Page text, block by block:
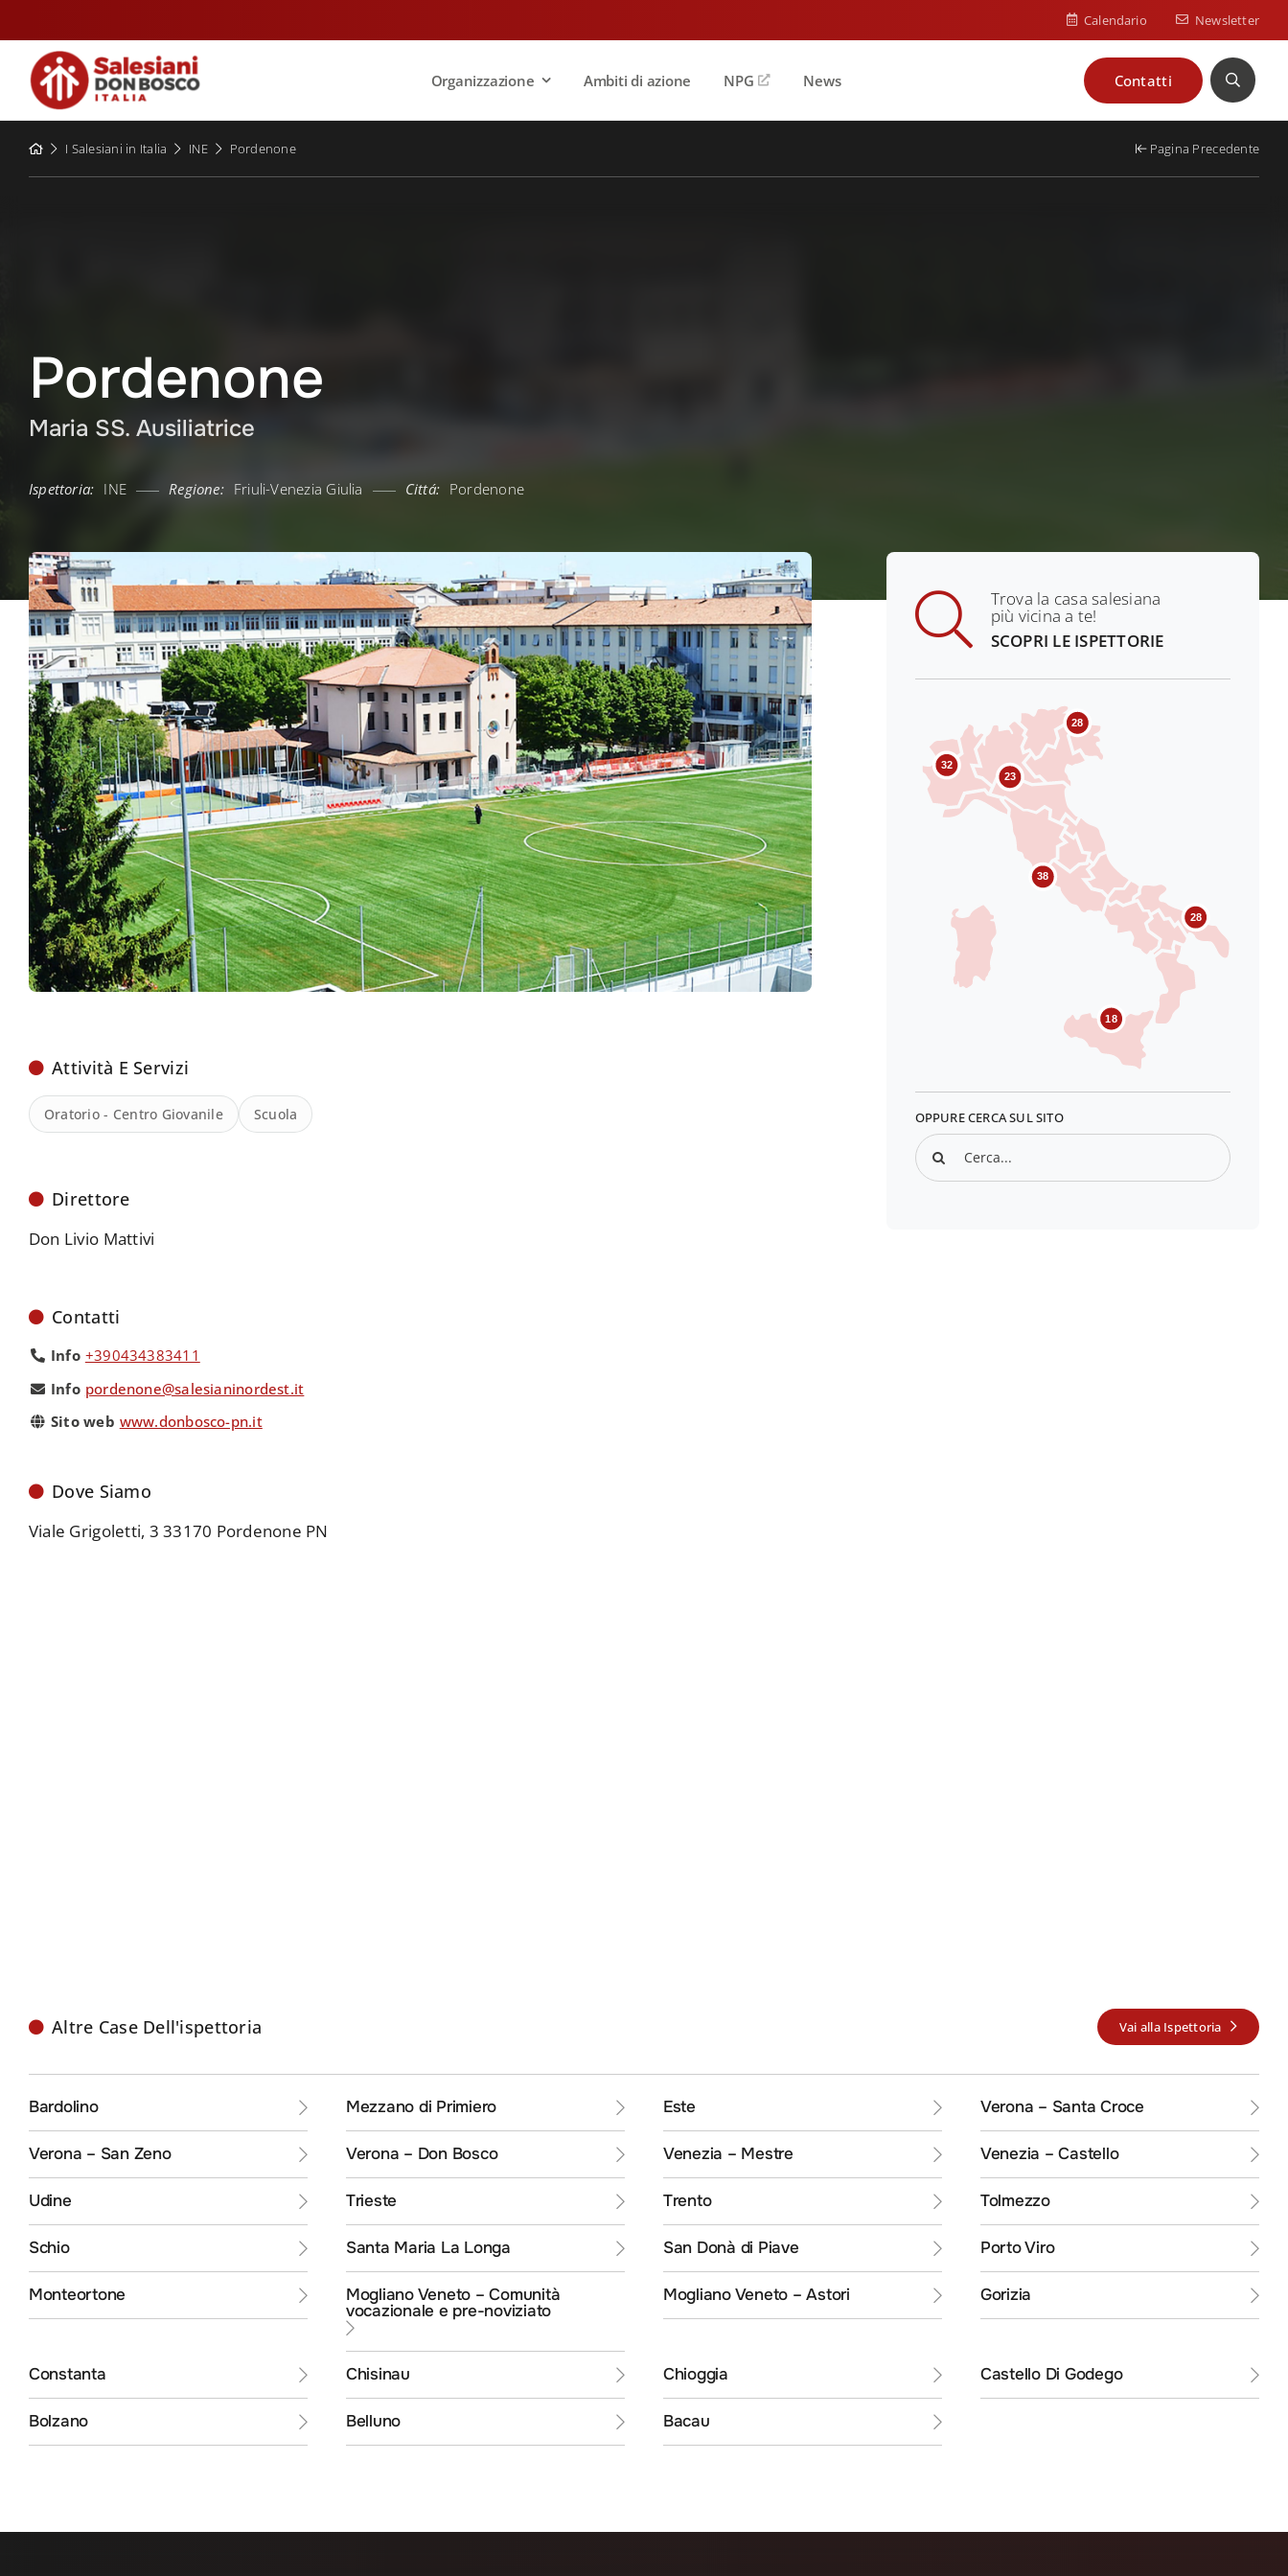
to
content
Calendario Newsletter
Organizzazione Ambiti di azione NPG News Contatti Cerca
I Salesiani in Italia INE Pordenone Pagina Precedente
Pordenone
Maria SS. Ausiliatrice
Ispettoria: INE Regione: Friuli-Venezia Giulia Cittá: Pordenone
Attività E Servizi
Oratorio - Centro Giovanile Scuola
Direttore
Don Livio Mattivi
Contatti
Info +390434383411
Info pordenone@salesianinordest.it
Sito web www.donbosco-pn.it
Dove Siamo
Viale Grigoletti, 3 33170 Pordenone PN
Trova la casa salesiana
più vicina a te!
SCOPRI LE ISPETTORIE
32
23
28
38
18
28
OPPURE CERCA SUL SITO
Search
for:
Altre Case Dell'ispettoria Vai alla Ispettoria
INE
Bardolino Mezzano di Primiero Este Verona – Santa Croce
Verona – San Zeno Verona – Don Bosco Venezia – Mestre Venezia – Castello
Udine Trieste Trento Tolmezzo
Schio Santa Maria La Longa San Donà di Piave Porto Viro
Monteortone
Mogliano Veneto – Comunità
vocazionale e pre-noviziato
Mogliano Veneto – Astori Gorizia
Constanta Chisinau Chioggia Castello Di Godego
Bolzano Belluno Bacau